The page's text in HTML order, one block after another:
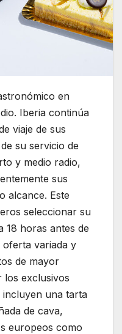
en
Iberia continúa
viaje de sus
su servicio de
y medio radio,
sus
alcance. Este
seleccionar su
18 horas antes de
oferta variada y
de mayor
los exclusivos
incluyen una tarta
de cava,
europeos como